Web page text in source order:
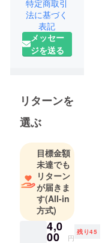
後、焼き鳥
屋、現場監
督、解体屋
を経験
ナ事業の責
任者に任命
される
特定商取引
法に基づく
表記
メッセー
ジを送る
リターンを
選ぶ
目標金額
未達でも
リターン
が届きま
す(All-in
方式)
4,0
00 円
残り45